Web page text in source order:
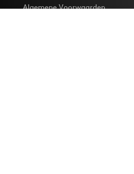
Algemene Voorwaarden